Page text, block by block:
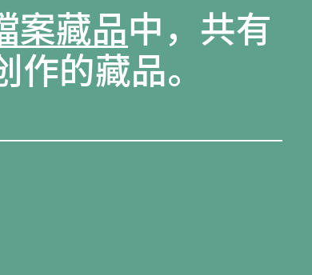
案藏品中，共有
的藏品。